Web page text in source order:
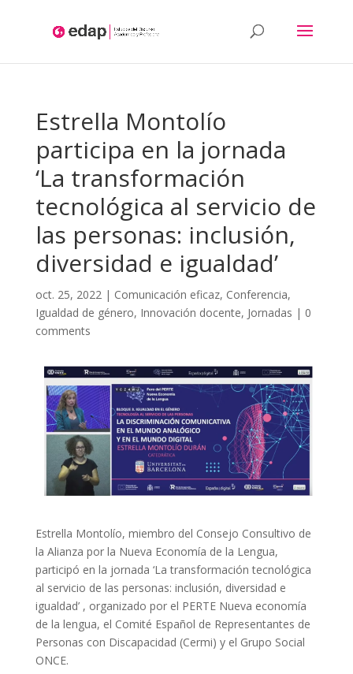
contingut personalitzat i/o publicitat. Si continues navegant,
considerem que acceptes la utilització.
Més informació
Estrella Montolío
participa en la jornada
‘La transformación
tecnológica al servicio de
las personas: inclusión,
diversidad e igualdad’
oct. 25, 2022| Comunicación eficaz, Conferencia,
Igualdad de género, Innovación docente, Jornadas | 0
comments
Estrella Montolío, miembro del Consejo Consultivo de
la Alianza por la Nueva Economía de la Lengua,
participó en la jornada ‘La transformación tecnológica
al servicio de las personas: inclusión, diversidad e
igualdad’ , organizado por el PERTE Nueva economía
de la lengua, el Comité Español de Representantes de
Personas con Discapacidad (Cermi) y el Grupo Social
ONCE.